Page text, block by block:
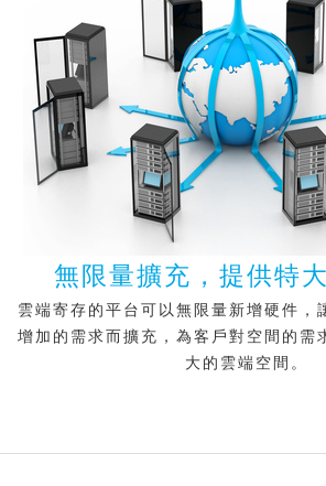
無限量擴充，提供特
雲端寄存的平台可以無限量新增硬件，
增加的需求而擴充，為客戶對空間的需
大的雲端空間。